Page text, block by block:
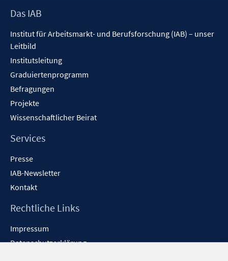
Footer
Das IAB
Institut für Arbeitsmarkt- und Berufsforschung (IAB) – unser
Leitbild
Institutsleitung
Graduiertenprogramm
Befragungen
Projekte
Wissenschaftlicher Beirat
Services
Presse
IAB-Newsletter
Kontakt
Rechtliche Links
Impressum
Datenschutzerklärung